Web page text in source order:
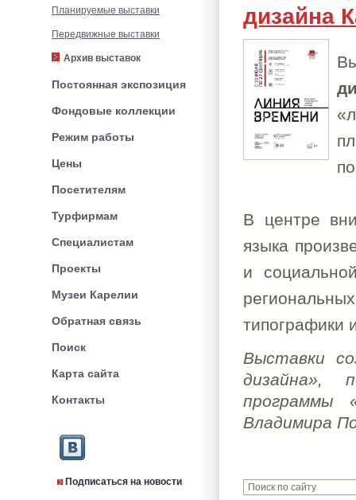
Планируемые выставки
Передвижные выставки
Архив выставок
Постоянная экспозиция
Фондовые коллекции
Режим работы
Цены
Посетителям
Турфирмам
Специалистам
Проекты
Музеи Карелии
Обратная связь
Поиск
Карта сайта
Контакты
Подписаться на новости
дизайна
В центре
языка
и
типографики
Выставки
дизайна»,
программы
Владимира